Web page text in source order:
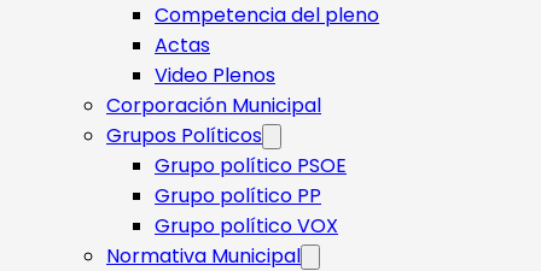
Competencia del pleno
Actas
Video Plenos
Corporación Municipal
Grupos Políticos
Grupo político PSOE
Grupo político PP
Grupo político VOX
Normativa Municipal